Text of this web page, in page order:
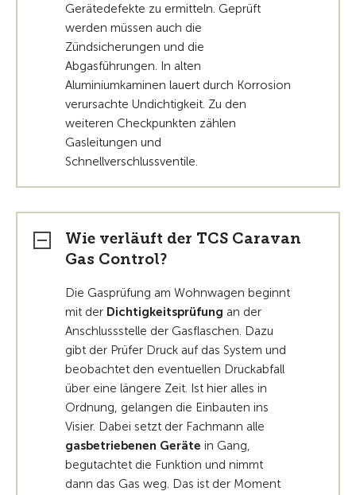
Gerätedefekte zu ermitteln. Geprüft
werden müssen auch die
Zündsicherungen und die
Abgasführungen. In alten
Aluminiumkaminen lauert durch Korrosion
verursachte Undichtigkeit. Zu den
weiteren Checkpunkten zählen
Gasleitungen und
Schnellverschlussventile.
Wie verläuft der TCS Caravan
Gas Control?
Die Gasprüfung am Wohnwagen beginnt
mit der Dichtigkeitsprüfung an der
Anschlussstelle der Gasflaschen. Dazu
gibt der Prüfer Druck auf das System und
beobachtet den eventuellen Druckabfall
über eine längere Zeit. Ist hier alles in
Ordnung, gelangen die Einbauten ins
Visier. Dabei setzt der Fachmann alle
gasbetriebenen Geräte in Gang,
begutachtet die Funktion und nimmt
dann das Gas weg. Das ist der Moment